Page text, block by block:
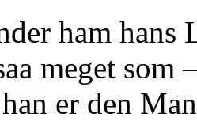
ham hans
meget
er den